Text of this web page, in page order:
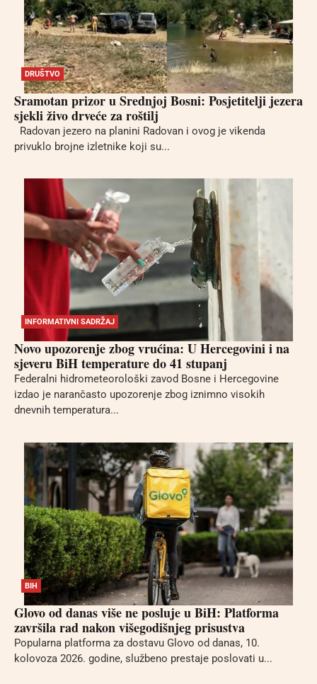
DRUŠTVO
Sramotan prizor u Srednjoj Bosni: Posjetitelji jezera
sjekli živo drveće za roštilj
Radovan jezero na planini Radovan i ovog je vikenda
privuklo brojne izletnike koji su...
INFORMATIVNI SADRŽAJ
Novo upozorenje zbog vrućina: U Hercegovini i na
sjeveru BiH temperature do 41 stupanj
Federalni hidrometeorološki zavod Bosne i Hercegovine
izdao je narančasto upozorenje zbog iznimno visokih
dnevnih temperatura...
BIH
Glovo od danas više ne posluje u BiH: Platforma
završila rad nakon višegodišnjeg prisustva
Popularna platforma za dostavu Glovo od danas, 10.
kolovoza 2026. godine, službeno prestaje poslovati u...